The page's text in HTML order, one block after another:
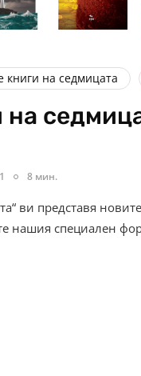
книги на седмицата
8 мин.
ви представя
нашия специален